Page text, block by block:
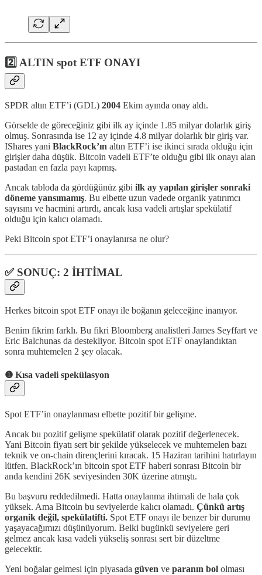
2️⃣ ALTIN spot ETF ONAYI
SPDR altın ETF’i (GDL) 2004 Ekim ayında onay aldı.
Görselde de göreceğiniz gibi ilk ay içinde 1.85 milyar dolarlık giriş
olmuş. Sonrasında ise 12 ay içinde 4.8 milyar dolarlık bir giriş var.
IShares yani BlackRock’ın altın ETF’i ise ikinci sırada olduğu için
girişler daha düşük. Bitcoin vadeli ETF’te olduğu gibi ilk onayı alan
pastadan en fazla payı kapmış.
Ancak tabloda da gördüğünüz gibi ilk ay yapılan girişler sonraki
döneme yansımamış. Bu elbette uzun vadede organik yatırımcı
sayısını ve hacmini artırdı, ancak kısa vadeli artışlar spekülatif
olduğu için kalıcı olamadı.
Peki Bitcoin spot ETF’i onaylanırsa ne olur?
✅ SONUÇ: 2 İHTİMAL
Herkes bitcoin spot ETF onayı ile boğanın geleceğine inanıyor.
Benim fikrim farklı. Bu fikri Bloomberg analistleri James Seyffart ve
Eric Balchunas da destekliyor. Bitcoin spot ETF onaylandıktan
sonra muhtemelen 2 şey olacak.
❶ Kısa vadeli spekülasyon
Spot ETF’in onaylanması elbette pozitif bir gelişme.
Ancak bu pozitif gelişme spekülatif olarak pozitif değerlenecek.
Yani Bitcoin fiyatı sert bir şekilde yükselecek ve muhtemelen bazı
teknik ve on-chain dirençlerini kıracak. 15 Haziran tarihini hatırlayın
lütfen. BlackRock’ın bitcoin spot ETF haberi sonrası Bitcoin bir
anda kendini 26K seviyesinden 30K üzerine atmıştı.
Bu başvuru reddedilmedi. Hatta onaylanma ihtimali de hala çok
yüksek. Ama Bitcoin bu seviyelerde kalıcı olamadı. Çünkü artış
organik değil, spekülatifti. Spot ETF onayı ile benzer bir durumu
yaşayacağımızı düşünüyorum. Belki bugünkü seviyelere geri
gelmez ancak kısa vadeli yükseliş sonrası sert bir düzeltme
gelecektir.
Yeni boğalar gelmesi için piyasada güven ve paranın bol olması